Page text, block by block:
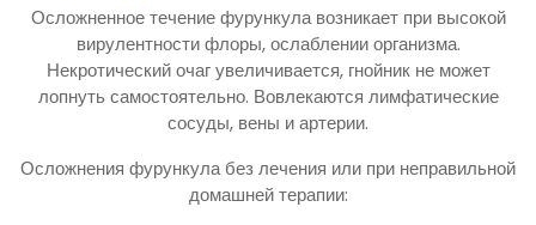
Осложненное течение фурункула возникает при высокой
вирулентности флоры, ослаблении организма.
Некротический очаг увеличивается, гнойник не может
лопнуть самостоятельно. Вовлекаются лимфатические
сосуды, вены и артерии.
Осложнения фурункула без лечения или при неправильной
домашней терапии: